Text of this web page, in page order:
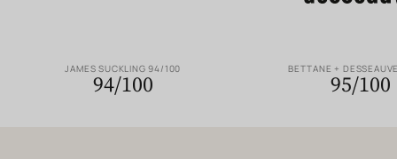
JAMES SUCKLING 94/100
94/100
BETTANE +
95/100